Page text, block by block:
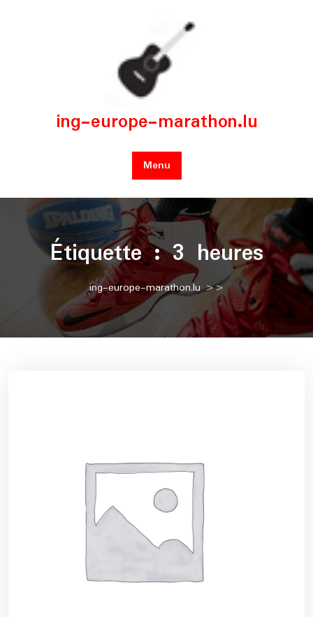
ing-europe-marathon.lu
Menu
Étiquette :3 heures
ing-europe-marathon.lu>>